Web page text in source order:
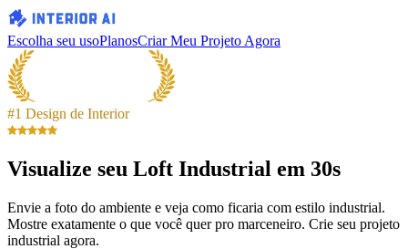
Escolha seu usoPlanosCriar Meu Projeto Agora
#1 Design de Interior
Visualize seu Loft Industrial em 30s
Envie a foto do ambiente e veja como ficaria com estilo industrial.
Mostre exatamente o que você quer pro marceneiro. Crie seu projeto
industrial agora.